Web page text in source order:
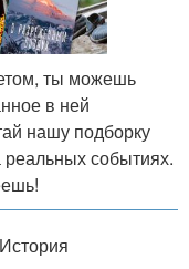
ты можешь
в ней
нашу подборку
реальных событиях.